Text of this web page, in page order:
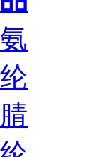
氨
纶
腈